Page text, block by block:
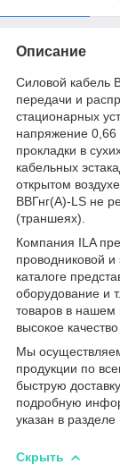
Описание
Силовой кабель
передачи и
стационарных
напряжение 0,66
прокладки в
кабельных
открытом
ВВГнг(А)-LS не
(траншеях).
Компания ILA
проводниковой и
каталоге
оборудование и
товаров в нашем
высокое
Мы
продукции по
быструю
подробную
указан в разделе
Скрыть